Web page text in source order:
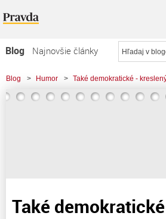
Blog
Najnovšie články
Najčítanejšie články
Najkomentovanejšie články
Blog > Humor > Také demokratické -
Také